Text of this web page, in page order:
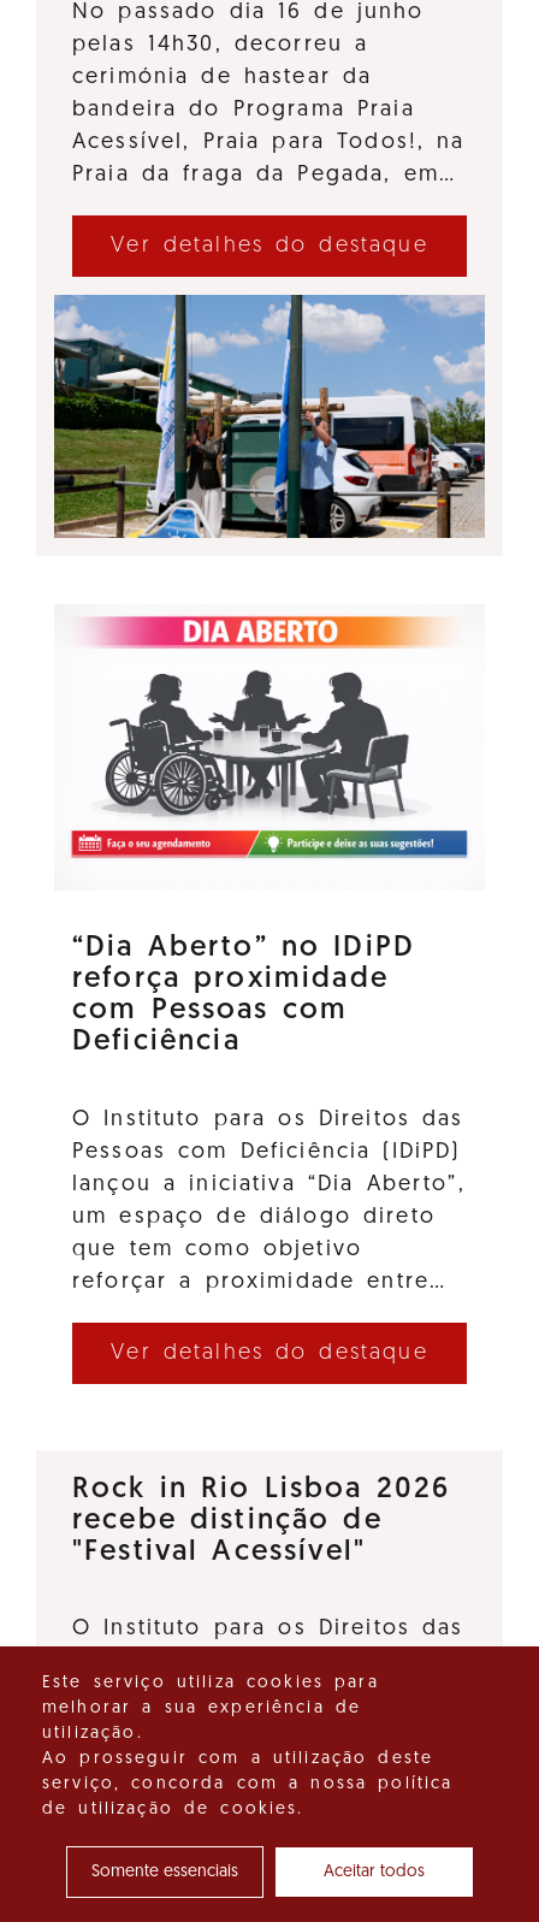
No passado dia 16 de junho
pelas 14h30, decorreu a
cerimónia de hastear da
bandeira do Programa Praia
Acessível, Praia para Todos!, na
Praia da fraga da Pegada, em…
Ver detalhes do destaque
“Dia Aberto” no IDiPD
reforça proximidade
com Pessoas com
Deficiência
O Instituto para os Direitos das
Pessoas com Deficiência (IDiPD)
lançou a iniciativa “Dia Aberto”,
um espaço de diálogo direto
que tem como objetivo
reforçar a proximidade entre…
Ver detalhes do destaque
Rock in Rio Lisboa 2026
recebe distinção de
"Festival Acessível"
O Instituto para os Direitos das
o Turismo de Portugal, I.P.,
deliberaram atribuir a distinção
"Festival Acessível" ao Rock in
Rio Lisboa 2026, promovido…
Ver detalhes do destaque
Este serviço utiliza cookies para
melhorar a sua experiência de
utilização.
Ao prosseguir com a utilização deste
serviço, concorda com a nossa política
de utilização de cookies.
Somente essenciais Aceitar todos